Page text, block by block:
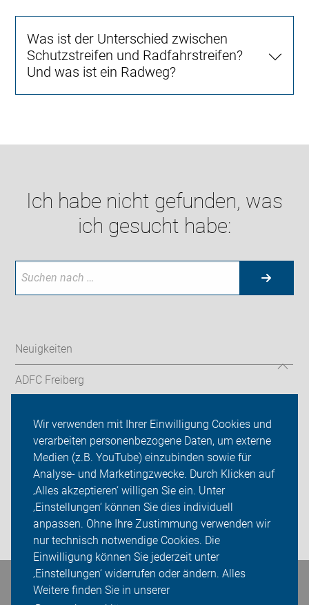
Wir verwenden mit Ihrer Einwilligung Cookies und
verarbeiten personenbezogene Daten, um externe
Medien (z.B. YouTube) einzubinden sowie für
Analyse- und Marketingzwecke. Durch Klicken auf
‚Alles akzeptieren‘ willigen Sie ein. Unter
‚Einstellungen‘ können Sie dies individuell
anpassen. Ohne Ihre Zustimmung verwenden wir
nur technisch notwendige Cookies. Die
Einwilligung können Sie jederzeit unter
‚Einstellungen‘ widerrufen oder ändern. Alles
Weitere finden Sie in unserer
Was ist der Unterschied zwischen
Schutzstreifen und Radfahrstreifen?
Und was ist ein Radweg?
Ich habe nicht gefunden, was
ich gesucht habe:
Neuigkeiten
ADFC Freiberg
Tourenvorschläge
Sei dabei
Presse
Bleiben Sie in Kontakt